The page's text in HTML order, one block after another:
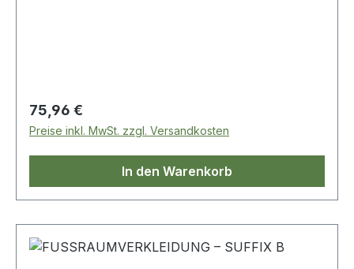
Regulärer Preis:
75,96 €
Preise inkl. MwSt. zzgl. Versandkosten
In den Warenkorb